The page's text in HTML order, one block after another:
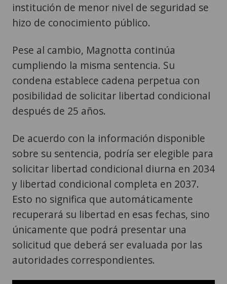
institución de menor nivel de seguridad se
hizo de conocimiento público.
Pese al cambio, Magnotta continúa
cumpliendo la misma sentencia. Su
condena establece cadena perpetua con
posibilidad de solicitar libertad condicional
después de 25 años.
De acuerdo con la información disponible
sobre su sentencia, podría ser elegible para
solicitar libertad condicional diurna en 2034
y libertad condicional completa en 2037.
Esto no significa que automáticamente
recuperará su libertad en esas fechas, sino
únicamente que podrá presentar una
solicitud que deberá ser evaluada por las
autoridades correspondientes.